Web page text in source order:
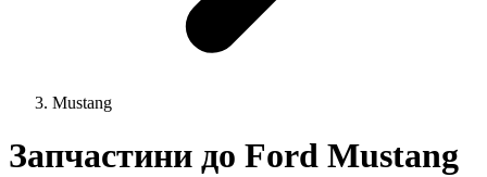
Mustang
Запчастини до Ford Mustang